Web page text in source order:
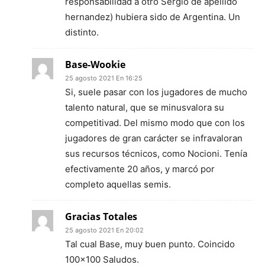
hernandez) hubiera sido de Argentina. Un
distinto.
Base-Wookie
25 agosto 2021 En 16:25
Si, suele pasar con los jugadores de mucho
talento natural, que se minusvalora su
competitivad. Del mismo modo que con los
jugadores de gran carácter se infravaloran
sus recursos técnicos, como Nocioni. Tenía
efectivamente 20 años, y marcó por
completo aquellas semis.
Gracias Totales
25 agosto 2021 En 20:02
Tal cual Base, muy buen punto. Coincido
100×100 Saludos.